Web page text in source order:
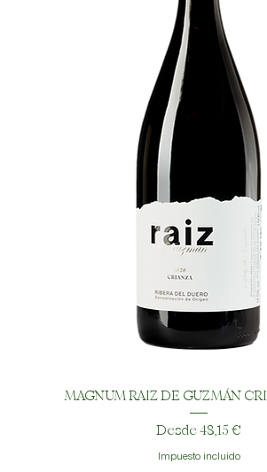
MAGNUM RAIZ DE GUZMÁN
Desde 48,15 €
Precio de oferta
Impuesto incluido